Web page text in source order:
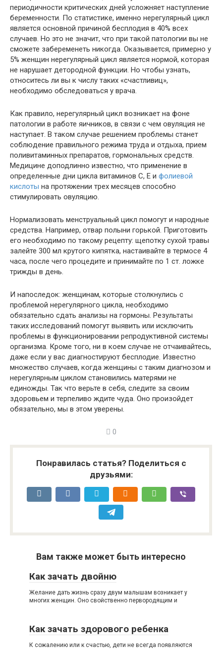
периодичности критических дней усложняет наступление
беременности. По статистике, именно нерегулярный цикл
является основной причиной бесплодия в 40% всех
случаев. Но это не значит, что при такой патологии вы не
сможете забеременеть никогда. Оказывается, примерно у
5% женщин нерегулярный цикл является нормой, которая
не нарушает детородной функции. Но чтобы узнать,
относитесь ли вы к числу таких «счастливиц»,
необходимо обследоваться у врача.
Как правило, нерегулярный цикл возникает на фоне
патологии в работе яичников, в связи с чем овуляция не
наступает. В таком случае решением проблемы станет
соблюдение правильного режима труда и отдыха, прием
поливитаминных препаратов, гормональных средств.
Медицине доподлинно известно, что применение в
определенные дни цикла витаминов С, Е и фолиевой
кислоты на протяжении трех месяцев способно
стимулировать овуляцию.
Нормализовать менструальный цикл помогут и народные
средства. Например, отвар полыни горькой. Приготовить
его необходимо по такому рецепту: щепотку сухой травы
залейте 300 мл крутого кипятка, настаивайте в термосе 4
часа, после чего процедите и принимайте по 1 ст. ложке
трижды в день.
И напоследок: женщинам, которые столкнулись с
проблемой нерегулярного цикла, необходимо
обязательно сдать анализы на гормоны. Результаты
таких исследований помогут выявить или исключить
проблемы в функционировании репродуктивной системы
организма. Кроме того, ни в коем случае не отчаивайтесь,
даже если у вас диагностируют бесплодие. Известно
множество случаев, когда женщины с таким диагнозом и
нерегулярным циклом становились матерями не
единожды. Так что верьте в себя, следите за своим
здоровьем и терпеливо ждите чуда. Оно произойдет
обязательно, мы в этом уверены.
0
Понравилась статья? Поделиться с
друзьями:
Вам также может быть интересно
Как зачать двойню
Желание дать жизнь сразу двум малышам возникает у
многих женщин. Оно свойственно первородящим и
Как зачать здорового ребенка
К сожалению или к счастью, дети не всегда появляются